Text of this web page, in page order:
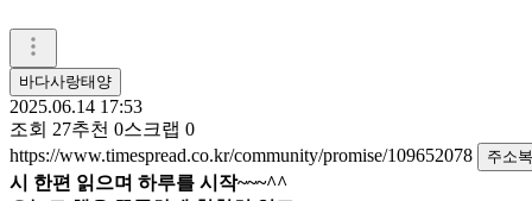
바다사랑태양
2025.06.14 17:53
조회 27추천 0스크랩 0
https://www.timespread.co.kr/community/promise/109652078
주소
시 한편 읽으며 하루를 시작~~~^^